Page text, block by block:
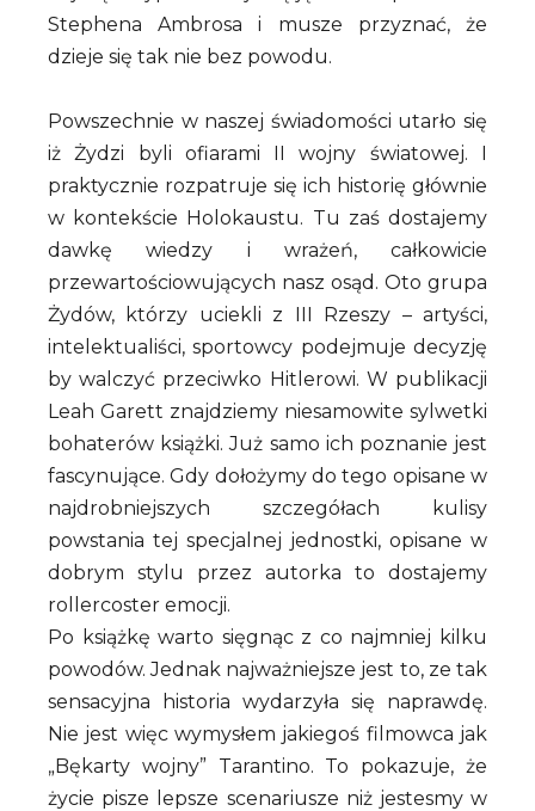
Stephena Ambrosa i musze przyznać, że
dzieje się tak nie bez powodu.
Powszechnie w naszej świadomości utarło się
iż Żydzi byli ofiarami II wojny światowej. I
praktycznie rozpatruje się ich historię głównie
w kontekście Holokaustu. Tu zaś dostajemy
dawkę wiedzy i wrażeń, całkowicie
przewartościowujących nasz osąd. Oto grupa
Żydów, którzy uciekli z III Rzeszy – artyści,
intelektualiści, sportowcy podejmuje decyzję
by walczyć przeciwko Hitlerowi. W publikacji
Leah Garett znajdziemy niesamowite sylwetki
bohaterów książki. Już samo ich poznanie jest
fascynujące. Gdy dołożymy do tego opisane w
najdrobniejszych szczegółach kulisy
powstania tej specjalnej jednostki, opisane w
dobrym stylu przez autorka to dostajemy
rollercoster emocji.
Po książkę warto sięgnąc z co najmniej kilku
powodów. Jednak najważniejsze jest to, ze tak
sensacyjna historia wydarzyła się naprawdę.
Nie jest więc wymysłem jakiegoś filmowca jak
„Bękarty wojny” Tarantino. To pokazuje, że
życie pisze lepsze scenariusze niż jestesmy w